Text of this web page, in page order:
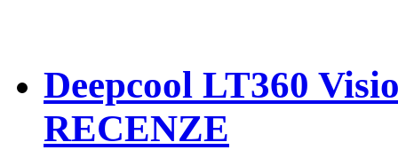
Deepcool LT360
RECENZE